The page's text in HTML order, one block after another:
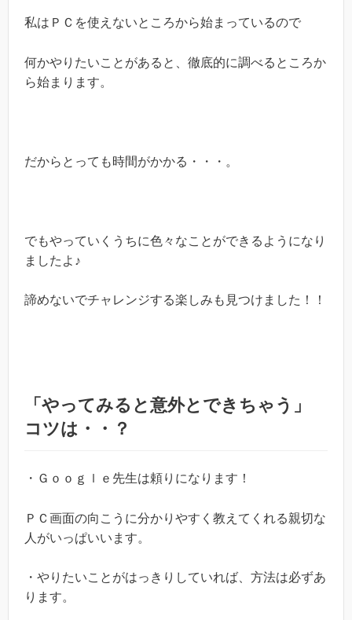
私はＰＣを使えないところから始まっているので
何かやりたいことがあると、徹底的に調べるところか
ら始まります。
だからとっても時間がかかる・・・。
でもやっていくうちに色々なことができるようになり
ましたよ♪
諦めないでチャレンジする楽しみも見つけました！！
「やってみると意外とできちゃう」
コツは・・？
・Ｇｏｏｇｌｅ先生は頼りになります！
ＰＣ画面の向こうに分かりやすく教えてくれる親切な
人がいっぱいいます。
・やりたいことがはっきりしていれば、方法は必ずあ
ります。